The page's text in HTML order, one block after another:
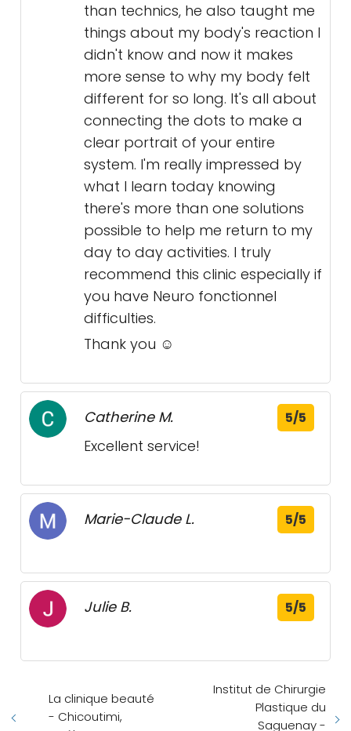
than technics, he also taught me
things about my body's reaction I
didn't know and now it makes
more sense to why my body felt
different for so long. It's all about
connecting the dots to make a
clear portrait of your entire
system. I'm really impressed by
what I learn today knowing
there's more than one solutions
possible to help me return to my
day to day activities. I truly
recommend this clinic especially if
you have Neuro fonctionnel
difficulties.
Thank you ☺️
Catherine M. 5/5
Excellent service!
Marie-Claude L. 5/5
Julie B. 5/5
La clinique beauté
- Chicoutimi,
Institut de Chirurgie
Plastique du
Saguenay -